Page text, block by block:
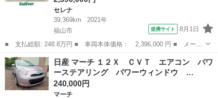
セレナ
39,369km
2021年
福山市
提携サイト 8月1日
■ 支払総額: 248.8万円 ■ 車両本体価格： 2,396,000 円 ■ メーカ
ー名： 日産 ■ 車種名： セレナ ■ グレード名： ハイウェイス
ターＶ 禁煙車 純正１０インチナビ 純正フリップダウンモニタ
ー アラウ...
広島 福山市 セレナ
日産 マーチ １２Ｘ ＣＶＴ エアコン パワ
ーステアリング パワーウィンドウ …
240,000円
マーチ